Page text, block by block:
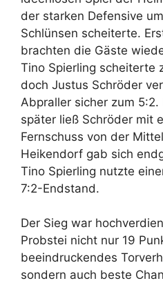
der starken Defensive
Schlünsen scheiterte.
brachten die Gäste
Tino Spierling scheiterte
doch Justus Schröder
Abpraller sicher zum
später ließ Schröder mit
Fernschuss von der
Heikendorf gab sich
Tino Spierling nutzte
7:2-Endstand.
Der Sieg war
Probstei nicht nur 19
beeindruckendes
sondern auch beste